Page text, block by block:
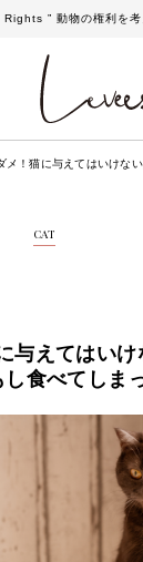
Rights ” 動物の権利を考
メ！猫に与えてはいけない
CAT
与えてはいけ
食べてしま